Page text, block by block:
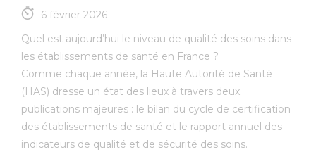
6 février 2026
Quel est aujourd’hui le niveau de qualité des soins dans
les établissements de santé en France ?
Comme chaque année, la Haute Autorité de Santé
(HAS) dresse un état des lieux à travers deux
publications majeures : le bilan du cycle de certification
des établissements de santé et le rapport annuel des
indicateurs de qualité et de sécurité des soins.